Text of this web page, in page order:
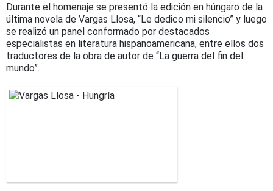
Durante el homenaje se presentó la edición en húngaro de la
última novela de Vargas Llosa, “Le dedico mi silencio” y luego
se realizó un panel conformado por destacados
especialistas en literatura hispanoamericana, entre ellos dos
traductores de la obra de autor de “La guerra del fin del
mundo”.